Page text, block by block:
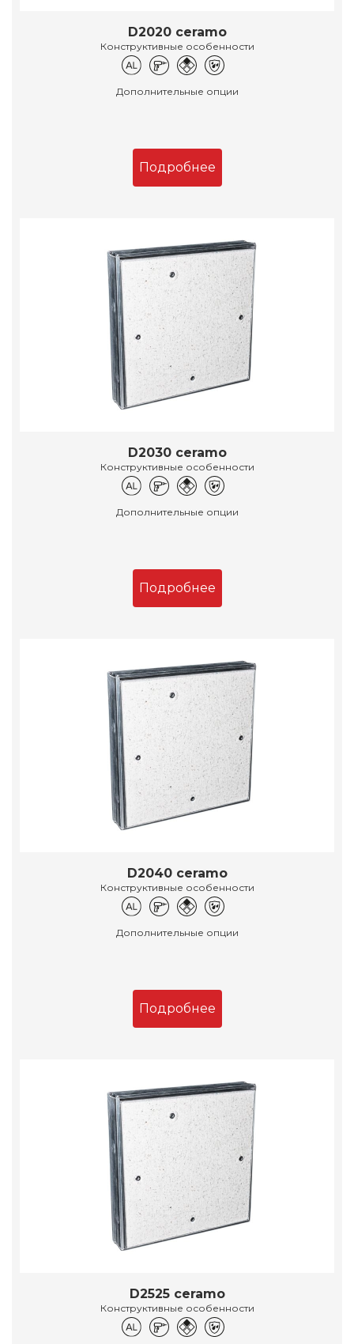
D2020 ceramo
Конструктивные особенности
Дополнительные опции
Подробнее
D2030 ceramo
Конструктивные особенности
Дополнительные опции
Подробнее
D2040 ceramo
Конструктивные особенности
Дополнительные опции
Подробнее
D2525 ceramo
Конструктивные особенности